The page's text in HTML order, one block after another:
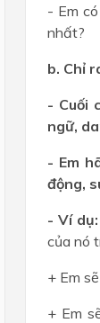
- Em
nhất?
b. Chỉ
- Cuối
ngữ,
- Em
động,
- Ví dụ:
của nó
+ Em
+ Em